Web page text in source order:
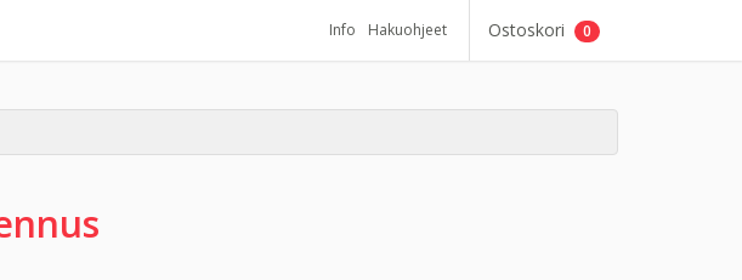
Info Hakuohjeet Ostoskori 0